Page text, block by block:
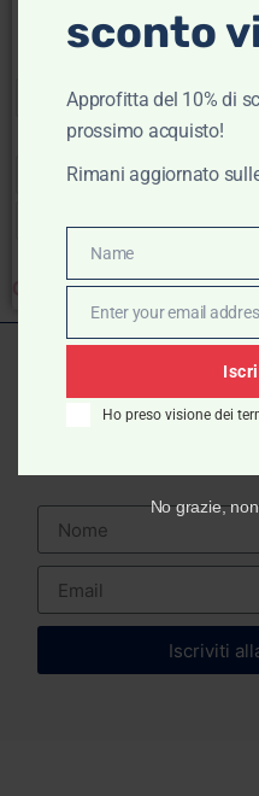
Scegli
31 32
34
38 40
Iscriviti
sconto
Approfitta del 10% di
prossimo acquisto!
Rimani aggiornato
Name
Name
Email
Enter your email
Ho preso visione dei
No grazie,